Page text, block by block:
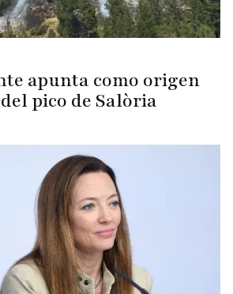
apunta como origen
pico de Salòria